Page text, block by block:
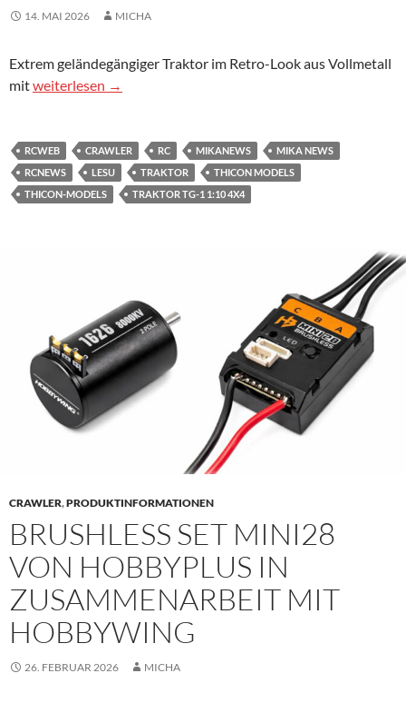
14. MAI 2026 MICHA
Extrem geländegängiger Traktor im Retro-Look aus Vollmetall
mitTraktor TG-1 1:10 4×4 aus Metall by LESU / thicon-models
weiterlesen →
RCWEB CRAWLER RC MIKANEWS
MIKA NEWS
RCNEWS
LESU TRAKTOR
THICON MODELS
THICON-MODELS
TRAKTOR TG-1 1:10 4X4
CRAWLER,PRODUKTINFORMATIONEN
BRUSHLESS SET MINI28
VON HOBBYPLUS IN
ZUSAMMENARBEIT MIT
HOBBYWING
26. FEBRUAR 2026 MICHA